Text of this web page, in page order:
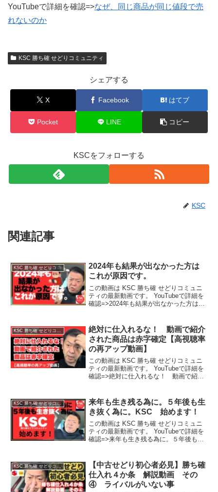
YouTubeで詳細を確認=>なぜ、同じ商品が同じ値段で売
れないのか
KSC 勝ち確 せどりコミュニティ
シェアする
X Facebook はてブ
Pocket LINE コピー
KSCをフォローする
KSC
関連記事
KSC 勝ち確 せどりコミュニティ
2024年も結果が出なかった方は
これが原因です。
この動画は KSC 勝ち確 せどりコミュニ
ティの最新動画です。 YouTubeで詳細を
確認=>2024年も結果が出なかった方はこ
絶対に仕入れるな！ 動画で紹介
された商品は赤字確定【高視聴率
の再アップ動画】
この動画は KSC 勝ち確 せどりコミュニ
ティの最新動画です。 YouTubeで詳細を
確認=>絶対に仕入れるな！ 動画で紹介
KSC 勝ち確 せどりコミュニティ
来年も生き残る為に。５年後も生
き抜く為に。KSC 始めます！
この動画は KSC 勝ち確 せどりコミュニ
ティの最新動画です。 YouTubeで詳細を
確認=>来年も生き残る為に。５年後も生
KSC 勝ち確 せどりコミュニティ
【中古せどり初心者必見】勝ち確
仕入れ４か条 解説動画 その
④ ライバルがいない事